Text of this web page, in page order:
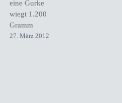
eine Gurke
wiegt 1.200
Gramm
27. März 2012